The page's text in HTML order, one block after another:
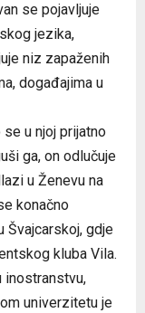
se pojavljuje
jezika,
niz zapaženih
događajima u
u njoj prijatno
ga, on odlučuje
u Ženevu na
konačno
Švajcarskoj, gdje
kluba Vila.
inostranstvu,
univerzitetu je